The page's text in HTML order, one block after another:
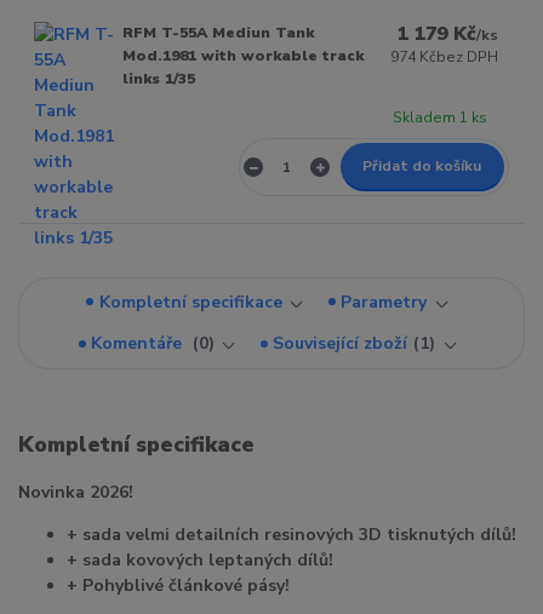
RFM T-55A Mediun Tank
Mod.1981 with workable track
links 1/35
1 179 Kč/ks
974 Kčbez DPH
Skladem 1 ks
Přidat do košíku
Kompletní specifikace
Parametry
Komentáře
0 Související zboží 1
Kompletní specifikace
Novinka 2026!
+ sada velmi detailních resinových 3D tisknutých dílů!
+ sada kovových leptaných dílů!
+ Pohyblivé článkové pásy!